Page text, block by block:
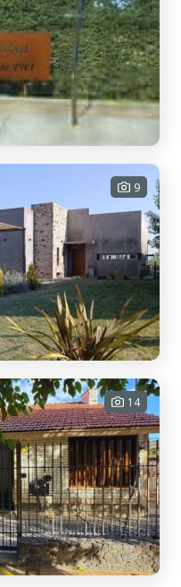
m² Tot.
Contactar
LOS OLIVOS | LAS
Contactar
9
NEVADO GOLF
m² Tot.
Contactar
14